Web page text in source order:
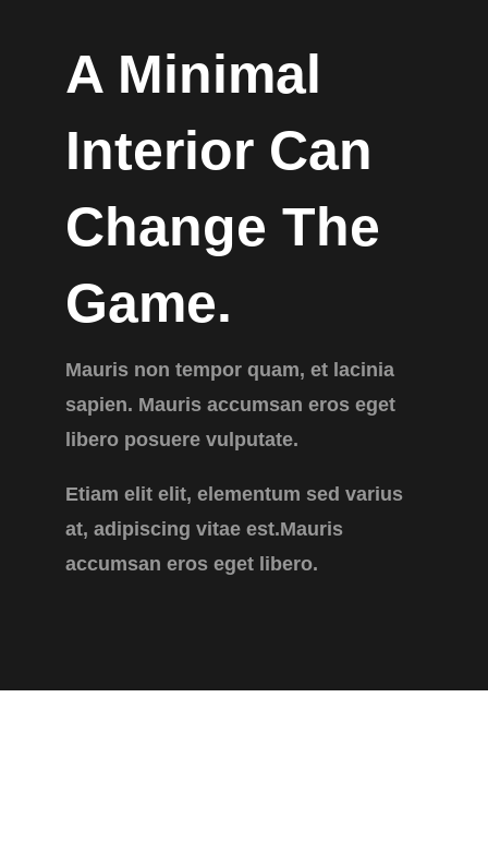
A Minimal
Interior Can
Change The
Game.
Mauris non tempor quam, et lacinia
sapien. Mauris accumsan eros eget
libero posuere vulputate.
Etiam elit elit, elementum sed varius
at, adipiscing vitae est.Mauris
accumsan eros eget libero.